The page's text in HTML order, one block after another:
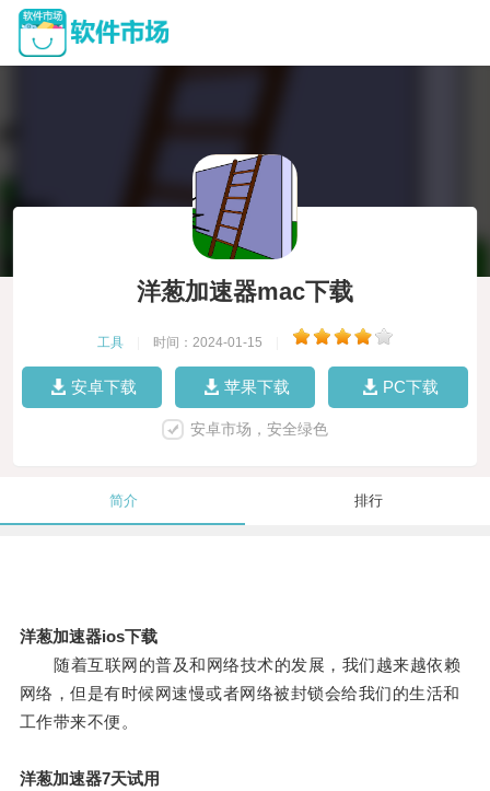
洋葱加速器mac下载
工具 时间：2024-01-15
安卓下载 苹果下载 PC下载
安卓市场，安全绿色
简介 排行
洋葱加速器ios下载
随着互联网的普及和网络技术的发展，我们越来越依赖
网络，但是有时候网速慢或者网络被封锁会给我们的生活和
工作带来不便。
洋葱加速器7天试用